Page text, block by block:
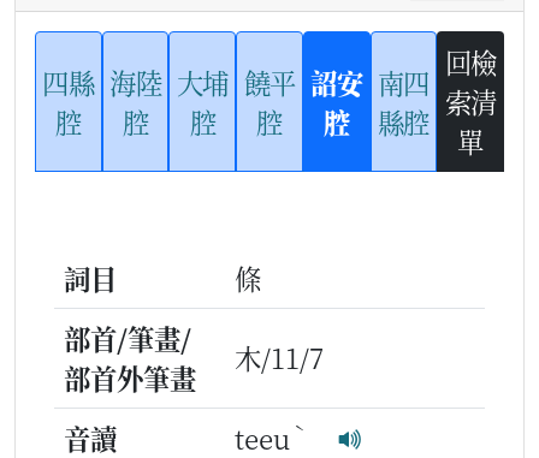
四縣
腔
海陸
腔
大埔
腔
饒平
腔
詔安
腔
南四
縣腔
回檢
索清
單
詞目
條
部首/筆畫/
部首外筆畫
木/11/7
音讀 teeu ˋ